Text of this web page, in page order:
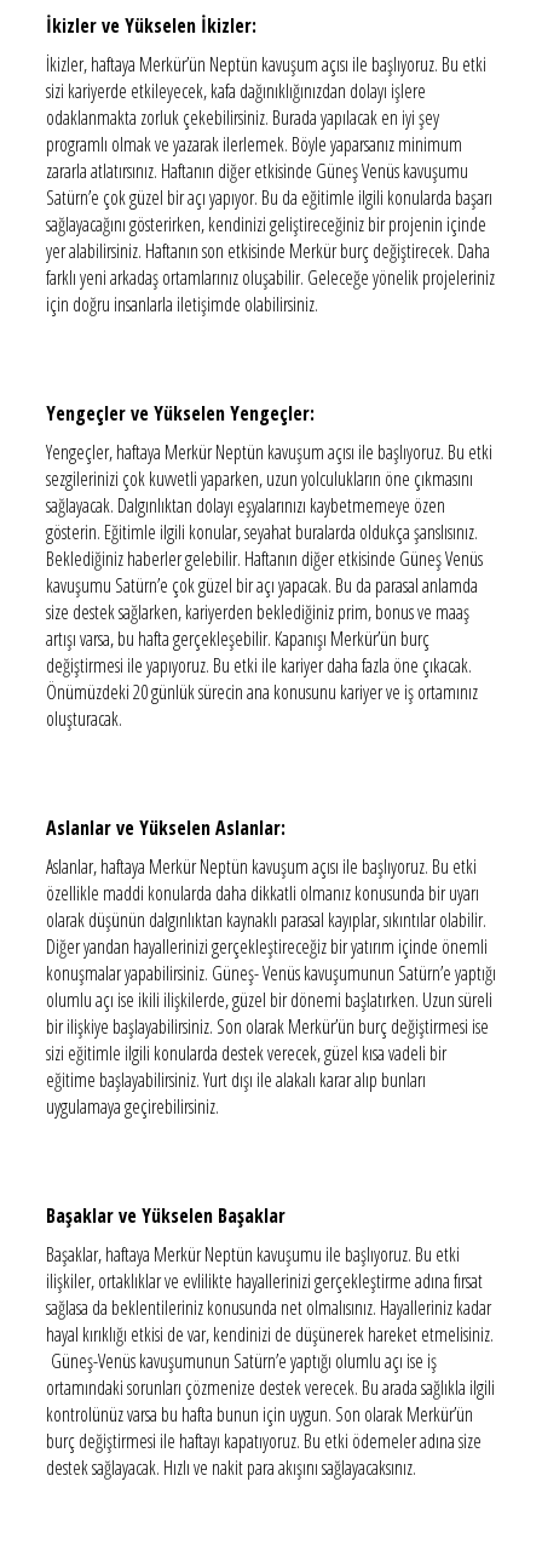
İkizler ve Yükselen İkizler:
İkizler, haftaya Merkür’ün Neptün kavuşum açısı ile başlıyoruz. Bu etki
sizi kariyerde etkileyecek, kafa dağınıklığınızdan dolayı işlere
odaklanmakta zorluk çekebilirsiniz. Burada yapılacak en iyi şey
programlı olmak ve yazarak ilerlemek. Böyle yaparsanız minimum
zararla atlatırsınız. Haftanın diğer etkisinde Güneş Venüs kavuşumu
Satürn’e çok güzel bir açı yapıyor. Bu da eğitimle ilgili konularda başarı
sağlayacağını gösterirken, kendinizi geliştireceğiniz bir projenin içinde
yer alabilirsiniz. Haftanın son etkisinde Merkür burç değiştirecek. Daha
farklı yeni arkadaş ortamlarınız oluşabilir. Geleceğe yönelik projeleriniz
için doğru insanlarla iletişimde olabilirsiniz.
Yengeçler ve Yükselen Yengeçler:
Yengeçler, haftaya Merkür Neptün kavuşum açısı ile başlıyoruz. Bu etki
sezgilerinizi çok kuvvetli yaparken, uzun yolculukların öne çıkmasını
sağlayacak. Dalgınlıktan dolayı eşyalarınızı kaybetmemeye özen
gösterin. Eğitimle ilgili konular, seyahat buralarda oldukça şanslısınız.
Beklediğiniz haberler gelebilir. Haftanın diğer etkisinde Güneş Venüs
kavuşumu Satürn’e çok güzel bir açı yapacak. Bu da parasal anlamda
size destek sağlarken, kariyerden beklediğiniz prim, bonus ve maaş
artışı varsa, bu hafta gerçekleşebilir. Kapanışı Merkür’ün burç
değiştirmesi ile yapıyoruz. Bu etki ile kariyer daha fazla öne çıkacak.
Önümüzdeki 20 günlük sürecin ana konusunu kariyer ve iş ortamınız
oluşturacak.
Aslanlar ve Yükselen Aslanlar:
Aslanlar, haftaya Merkür Neptün kavuşum açısı ile başlıyoruz. Bu etki
özellikle maddi konularda daha dikkatli olmanız konusunda bir uyarı
olarak düşünün dalgınlıktan kaynaklı parasal kayıplar, sıkıntılar olabilir.
Diğer yandan hayallerinizi gerçekleştireceğiz bir yatırım içinde önemli
konuşmalar yapabilirsiniz. Güneş- Venüs kavuşumunun Satürn’e yaptığı
olumlu açı ise ikili ilişkilerde, güzel bir dönemi başlatırken. Uzun süreli
bir ilişkiye başlayabilirsiniz. Son olarak Merkür’ün burç değiştirmesi ise
sizi eğitimle ilgili konularda destek verecek, güzel kısa vadeli bir
eğitime başlayabilirsiniz. Yurt dışı ile alakalı karar alıp bunları
uygulamaya geçirebilirsiniz.
Başaklar ve Yükselen Başaklar
Başaklar, haftaya Merkür Neptün kavuşumu ile başlıyoruz. Bu etki
ilişkiler, ortaklıklar ve evlilikte hayallerinizi gerçekleştirme adına fırsat
sağlasa da beklentileriniz konusunda net olmalısınız. Hayalleriniz kadar
hayal kırıklığı etkisi de var, kendinizi de düşünerek hareket etmelisiniz.
Güneş-Venüs kavuşumunun Satürn’e yaptığı olumlu açı ise iş
ortamındaki sorunları çözmenize destek verecek. Bu arada sağlıkla ilgili
kontrolünüz varsa bu hafta bunun için uygun. Son olarak Merkür’ün
burç değiştirmesi ile haftayı kapatıyoruz. Bu etki ödemeler adına size
destek sağlayacak. Hızlı ve nakit para akışını sağlayacaksınız.